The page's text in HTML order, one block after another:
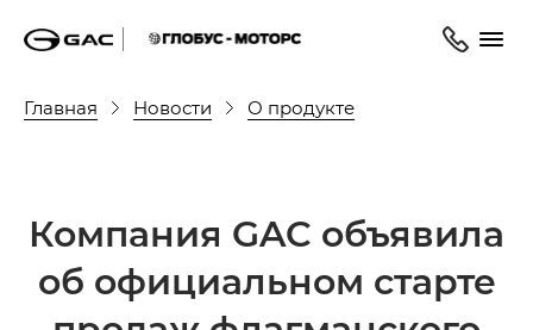
Главная Новости О продукте
Компания GAC объявила
об официальном старте